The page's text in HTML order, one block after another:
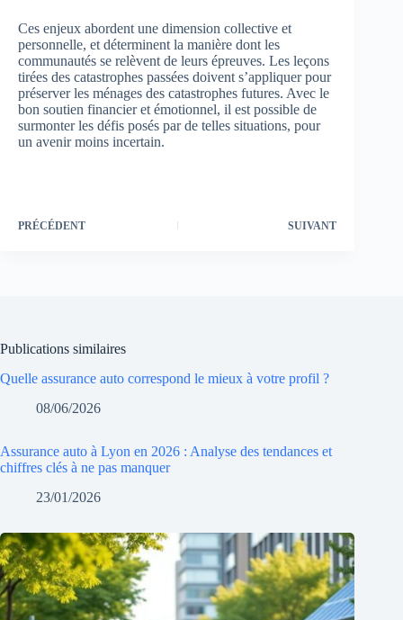
Ces enjeux abordent une dimension collective et
personnelle, et déterminent la manière dont les
communautés se relèvent de leurs épreuves. Les leçons
tirées des catastrophes passées doivent s’appliquer pour
préserver les ménages des catastrophes futures. Avec le
bon soutien financier et émotionnel, il est possible de
surmonter les défis posés par de telles situations, pour
un avenir moins incertain.
PRÉCÉDENT SUIVANT
Publications similaires
Quelle assurance auto correspond le mieux à votre profil ?
08/06/2026
Assurance auto à Lyon en 2026 : Analyse des tendances et
chiffres clés à ne pas manquer
23/01/2026